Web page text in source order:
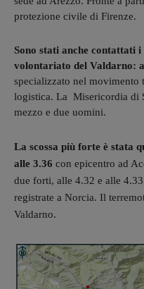
protezione civile di Firenze.
Sono stati anche contattati
volontariato del Valdarno:
specializzato nel movimento
logistica. La Misericordia di
mezzo e due uomini.
La scossa più forte è stata
alle 3.36 con epicentro ad
due forti, alle 4.32 e alle
registrate a Norcia. Il
Valdarno.